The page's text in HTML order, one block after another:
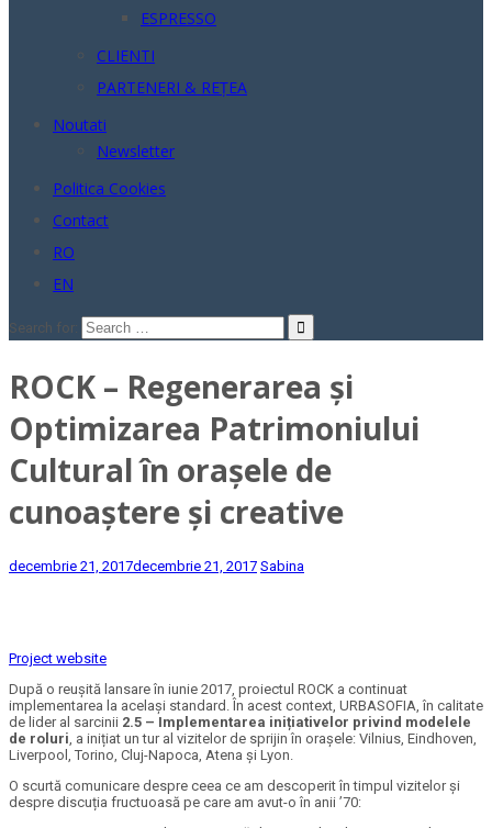
ESPRESSO
CLIENTI
PARTENERI & REȚEA
Noutati
Newsletter
Politica Cookies
Contact
RO
EN
Search for:
ROCK – Regenerarea și
Optimizarea Patrimoniului
Cultural în orașele de
cunoaștere și creative
decembrie 21, 2017decembrie 21, 2017 Sabina
Project website
După o reușită lansare în iunie 2017, proiectul ROCK a continuat
implementarea la același standard. În acest context, URBASOFIA, în calitate
de lider al sarcinii 2.5 – Implementarea inițiativelor privind modelele
de roluri, a inițiat un tur al vizitelor de sprijin în orașele: Vilnius, Eindhoven,
Liverpool, Torino, Cluj-Napoca, Atena și Lyon.
O scurtă comunicare despre ceea ce am descoperit în timpul vizitelor și
despre discuția fructuoasă pe care am avut-o în anii ’70: